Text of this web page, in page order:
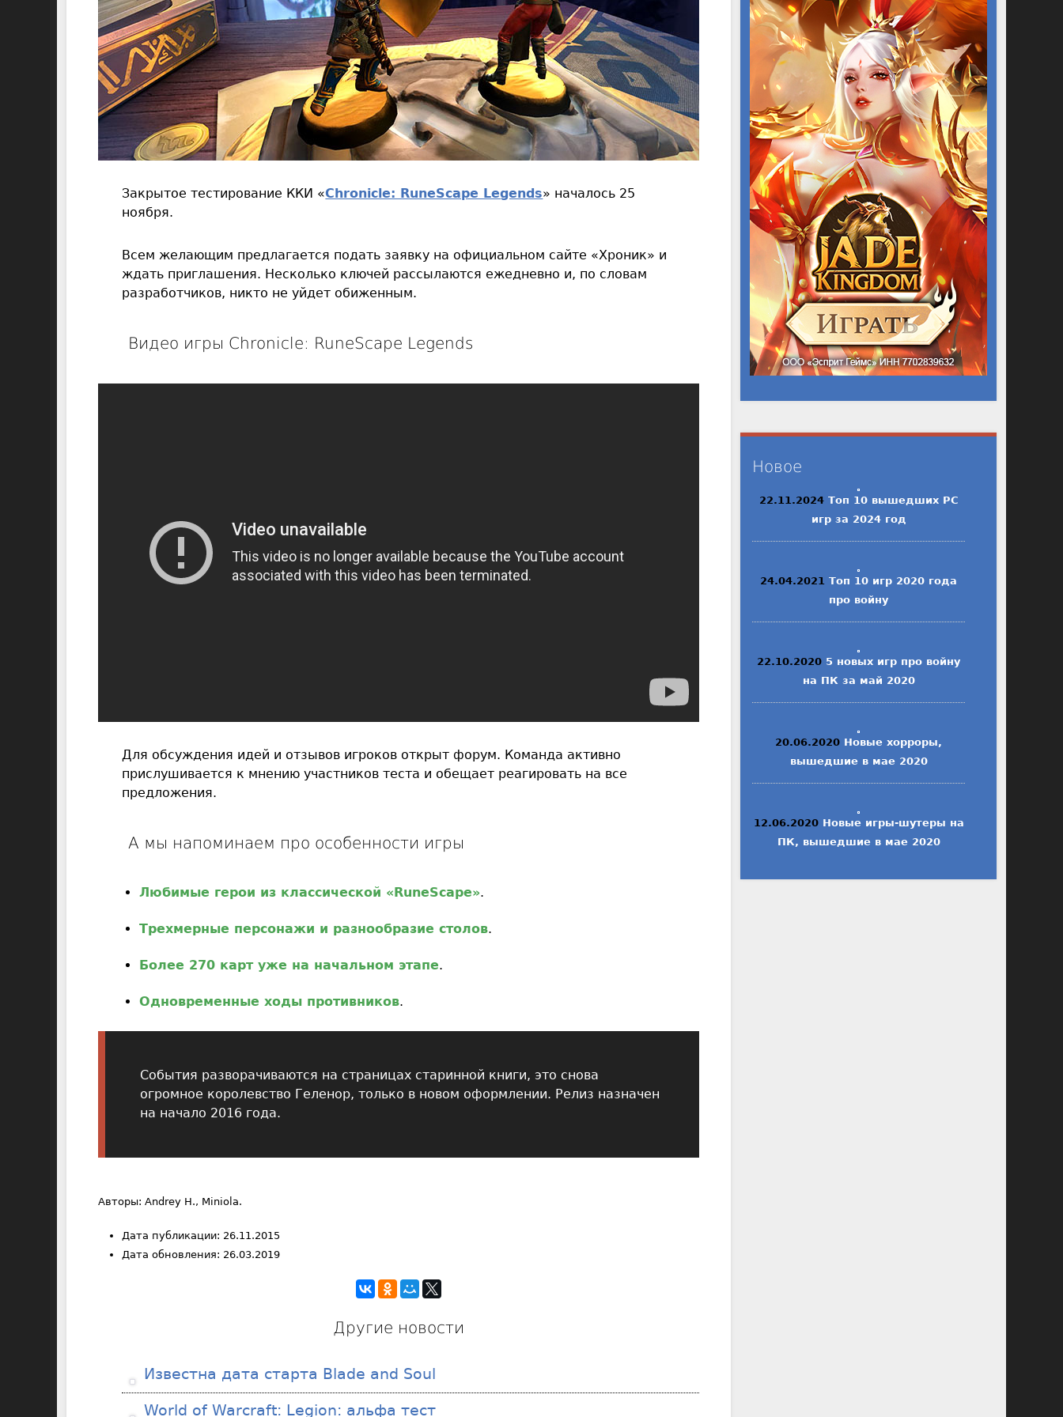
Закрытое тестирование ККИ «Chronicle: RuneScape Legends» началось 25
ноября.
Всем желающим предлагается подать заявку на официальном сайте «Хроник» и
ждать приглашения. Несколько ключей рассылаются ежедневно и, по словам
разработчиков, никто не уйдет обиженным.
Видео игры Chronicle: RuneScape Legends
Для обсуждения идей и отзывов игроков открыт форум. Команда активно
прислушивается к мнению участников теста и обещает реагировать на все
предложения.
А мы напоминаем про особенности игры
Любимые герои из классической «RuneScape».
Трехмерные персонажи и разнообразие столов.
Более 270 карт уже на начальном этапе.
Одновременные ходы противников.
События разворачиваются на страницах старинной книги, это снова
огромное королевство Геленор, только в новом оформлении. Релиз назначен
на начало 2016 года.
Авторы: Andrey H., Miniola.
Дата публикации: 26.11.2015
Дата обновления: 26.03.2019
Другие новости
Известна дата старта Blade and Soul
World of Warcraft: Legion: альфа тест
Новое
22.11.2024 Топ 10 вышедших PC
игр за 2024 год
24.04.2021 Топ 10 игр 2020 года
про войну
22.10.2020 5 новых игр про войну
на ПК за май 2020
20.06.2020 Новые хорроры,
вышедшие в мае 2020
12.06.2020 Новые игры-шутеры на
ПК, вышедшие в мае 2020